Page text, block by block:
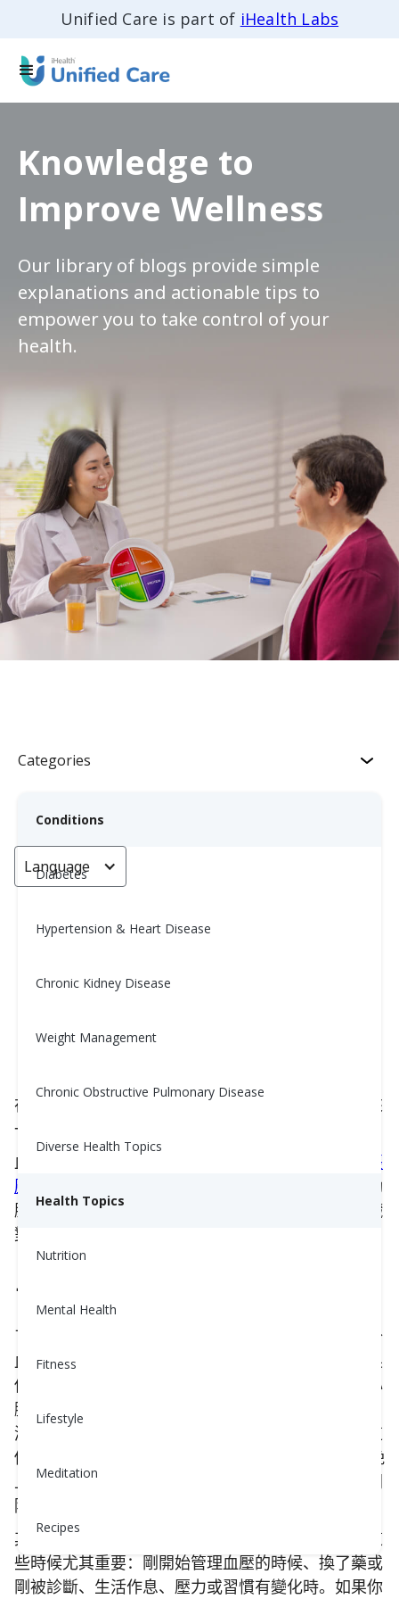
Unified Care is part of iHealth Labs
Knowledge to
Improve Wellness
Our library of blogs provide simple
explanations and actionable tips to
empower you to take control of your
health.
Categories
Conditions
Diabetes
Hypertension & Heart Disease
Chronic Kidney Disease
Weight Management
Chronic Obstructive Pulmonary Disease
Diverse Health Topics
Health Topics
Nutrition
Mental Health
Fitness
Lifestyle
Meditation
Recipes
Language
讀懂你的血壓數字 (Have High
Blood Pressure? Know Your
在家量血壓卻看不懂結果？你的血壓到底正常嗎？來
一起了解血壓範圍吧！
血壓讀數包含兩個數字：
舒張
壓
（下方數字）。收縮壓表示每次心臟跳動時，對動
脈壁施加的壓力；而舒張壓則表示在心跳之間，心臟
對動脈壁施加的壓力。
了解你的基準血壓值
了解你的血壓對掌握自身健康狀況至關重要。但由於
血壓波動較大，每週或每月只量幾次通常不夠。如果
你的血壓較為穩定，或你太忙無法頻繁測量，美國心
臟協會建議建立一個「基準值」，即至少 12 次血壓
測量的平均值，用來估算你當前的真實血壓水平。這
個基準值的建立方法是：連續至少 3 天，在早上和晚
上各測量一次血壓；每次測量要測兩次，兩次之間間
隔不超過 1 分鐘。
其實你隨時都可以建立自己的血壓基準值，但以下這
些時候尤其重要：剛開始管理血壓的時候、換了藥或
剛被診斷、生活作息、壓力或習慣有變化時。如果你